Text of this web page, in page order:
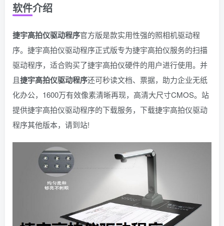
软件介绍
捷宇高拍仪驱动程序官方版是款实用性强的照相机驱动程
序。捷宇高拍仪驱动程序正式版专为捷宇高拍仪服务的扫描
驱动程序，适合购买了捷宇高拍仪硬件的用户进行使用。并
且捷宇高拍仪驱动程序还可秒读文档、票据，助力企业无纸
化办公，1600万有效像素清晰再现，高清大尺寸CMOS。站
提供捷宇高拍仪驱动程序的下载服务，下载捷宇高拍仪驱动
程序其他版本，请到站!